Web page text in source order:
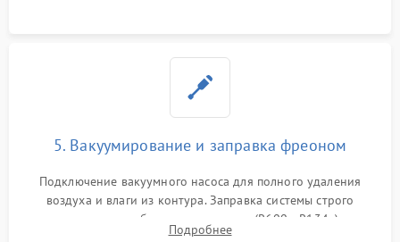
5. Вакуумирование и заправка фреоном
Подключение вакуумного насоса для полного удаления
воздуха и влаги из контура. Заправка системы строго
дозированным объемом хладагента (R600a, R134a) по
электронным весам. Контроль рабочего давления в системе.
Подробнее